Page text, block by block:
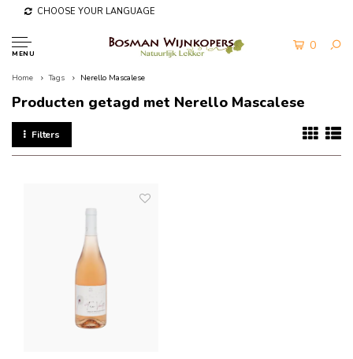
CHOOSE YOUR LANGUAGE
MENU
0
Home Tags Nerello Mascalese
Producten getagd met Nerello Mascalese
Filters